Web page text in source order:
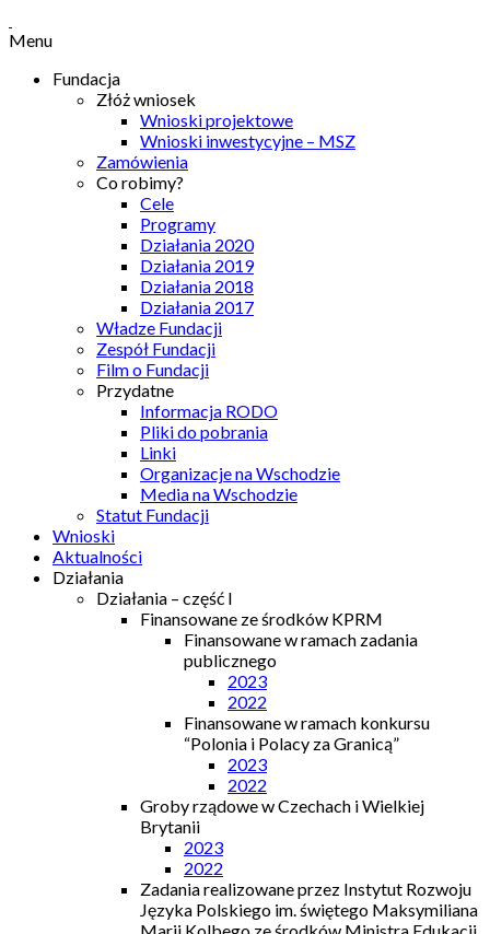
Menu
Fundacja
Złóż wniosek
Wnioski projektowe
Wnioski inwestycyjne – MSZ
Zamówienia
Co robimy?
Cele
Programy
Działania 2020
Działania 2019
Działania 2018
Działania 2017
Władze Fundacji
Zespół Fundacji
Film o Fundacji
Przydatne
Informacja RODO
Pliki do pobrania
Linki
Organizacje na Wschodzie
Media na Wschodzie
Statut Fundacji
Wnioski
Aktualności
Działania
Działania – część I
Finansowane ze środków KPRM
Finansowane w ramach zadania
publicznego
2023
2022
Finansowane w ramach konkursu
“Polonia i Polacy za Granicą”
2023
2022
Groby rządowe w Czechach i Wielkiej
Brytanii
2023
2022
Zadania realizowane przez Instytut Rozwoju
Języka Polskiego im. świętego Maksymiliana